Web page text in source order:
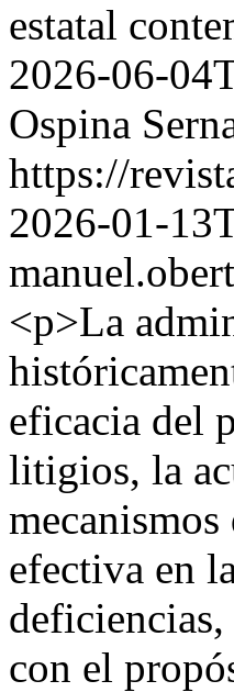
estatal
2026-06-
Ospina
https://
2026-01-
<p>La
eficacia del
litigios, la
efectiva en
con el